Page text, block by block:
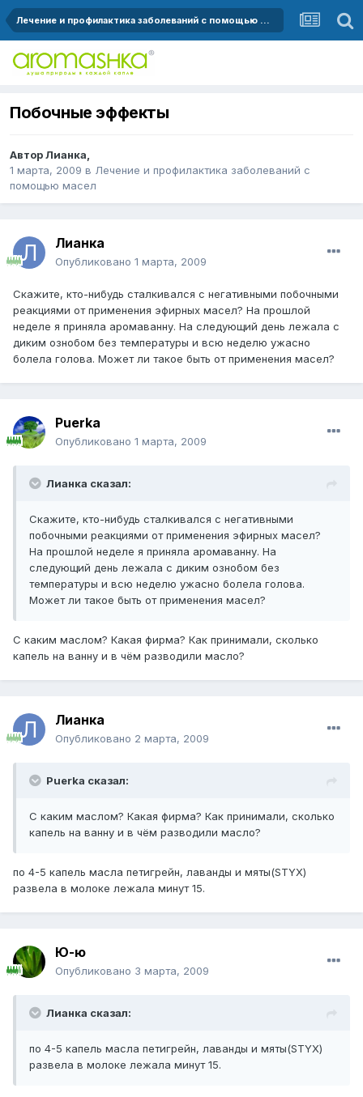
Лечение и профилактика заболеваний с помощью масел
Побочные эффекты
АвторЛианка,
1 марта, 2009 в Лечение и профилактика заболеваний с
помощью масел
Лианка
Опубликовано 1 марта, 2009
Скажите, кто-нибудь сталкивался с негативными побочными
реакциями от применения эфирных масел? На прошлой
неделе я приняла аромаванну. На следующий день лежала с
диким ознобом без температуры и всю неделю ужасно
болела голова. Может ли такое быть от применения масел?
Puerka
Опубликовано 1 марта, 2009
Лианка сказал:
Скажите, кто-нибудь сталкивался с негативными
побочными реакциями от применения эфирных масел?
На прошлой неделе я приняла аромаванну. На
следующий день лежала с диким ознобом без
температуры и всю неделю ужасно болела голова.
Может ли такое быть от применения масел?
С каким маслом? Какая фирма? Как принимали, сколько
капель на ванну и в чём разводили масло?
Лианка
Опубликовано 2 марта, 2009
Puerka сказал:
С каким маслом? Какая фирма? Как принимали, сколько
капель на ванну и в чём разводили масло?
по 4-5 капель масла петигрейн, лаванды и мяты(STYX)
развела в молоке лежала минут 15.
Ю-ю
Опубликовано 3 марта, 2009
Лианка сказал:
по 4-5 капель масла петигрейн, лаванды и мяты(STYX)
развела в молоке лежала минут 15.